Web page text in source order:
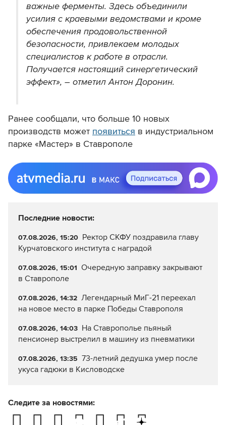
важные ферменты. Здесь объединили
усилия с краевыми ведомствами и кроме
обеспечения продовольственной
безопасности, привлекаем молодых
специалистов к работе в отрасли.
Получается настоящий синергетический
эффект», – отметил Антон Доронин.
Ранее сообщали, что больше 10 новых
производств может появиться в индустриальном
парке «Мастер» в Ставрополе
Последние новости:
07.08.2026, 15:20 Ректор СКФУ поздравила главу
Курчатовского института с наградой
07.08.2026, 15:01 Очередную заправку закрывают
в Ставрополе
07.08.2026, 14:32 Легендарный МиГ-21 переехал
на новое место в парке Победы Ставрополя
07.08.2026, 14:03 На Ставрополье пьяный
пенсионер выстрелил в машину из пневматики
07.08.2026, 13:35 73-летний дедушка умер после
укуса гадюки в Кисловодске
Следите за новостями: